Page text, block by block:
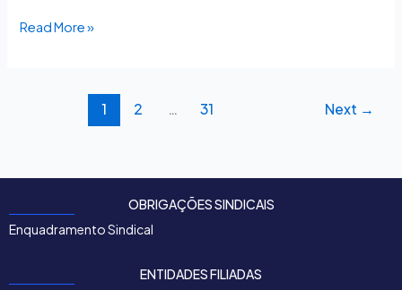
Read More »
1 2 31 Next →
OBRIGAÇÕES SINDICAIS
Enquadramento Sindical
ENTIDADES FILIADAS